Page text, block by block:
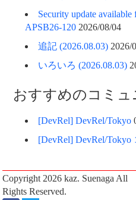
Security update
APSB26-120 2026/08/04
追記 (2026.08.03) 2026/
いろいろ (2026.08.03)
おすすめのコミュ
[DevRel] DevRel/Tokyo
[DevRel] DevRel/
Copyright 2026 kaz. Suenaga All
Rights Reserved.